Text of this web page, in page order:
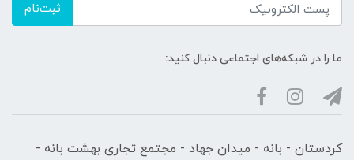
ثبت‌نام
ما را در شبکه‌های اجتماعی دنبال کنید:
کردستان - بانه - میدان جهاد - مجتمع تجاری بهشت بانه -